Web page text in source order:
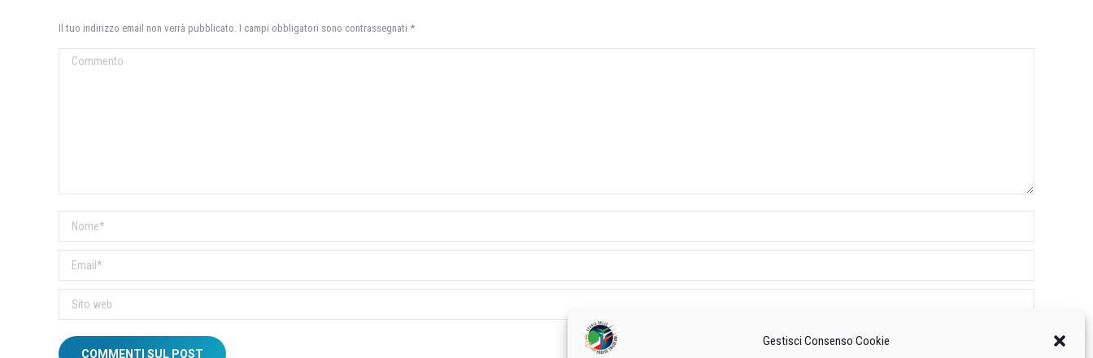
Gestisci Consenso Cookie
Il tuo indirizzo email non verrà pubblicato. I campi obbligatori sono contrassegnati *
Commento
Nome *
Email *
Sito web
COMMENTI SUL POST